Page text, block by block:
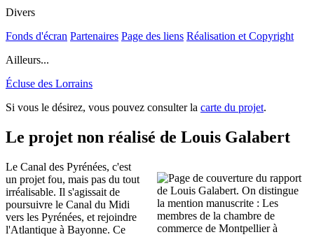
Divers
Fonds d'écran Partenaires Page des liens Réalisation et Copyright
Ailleurs...
Écluse des Lorrains
Si vous le désirez, vous pouvez consulter la carte du projet.
Le projet non réalisé de Louis Galabert
Le Canal des Pyrénées, c'est
un projet fou, mais pas du tout
irréalisable. Il s'agissait de
poursuivre le Canal du Midi
vers les Pyrénées, et rejoindre
l'Atlantique à Bayonne. Ce